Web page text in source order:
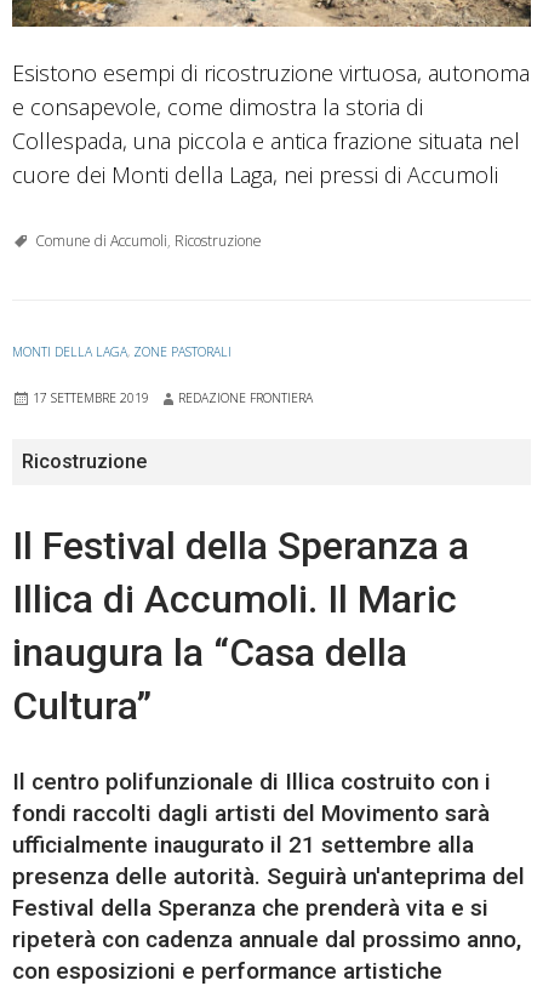
Esistono esempi di ricostruzione virtuosa, autonoma
e consapevole, come dimostra la storia di
Collespada, una piccola e antica frazione situata nel
cuore dei Monti della Laga, nei pressi di Accumoli
Comune di Accumoli, Ricostruzione
MONTI DELLA LAGA, ZONE PASTORALI
17 SETTEMBRE 2019 REDAZIONE FRONTIERA
Ricostruzione
Il Festival della Speranza a
Illica di Accumoli. Il Maric
inaugura la “Casa della
Cultura”
Il centro polifunzionale di Illica costruito con i
fondi raccolti dagli artisti del Movimento sarà
ufficialmente inaugurato il 21 settembre alla
presenza delle autorità. Seguirà un'anteprima del
Festival della Speranza che prenderà vita e si
ripeterà con cadenza annuale dal prossimo anno,
con esposizioni e performance artistiche